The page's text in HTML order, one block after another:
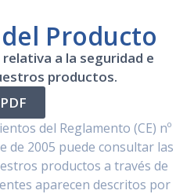
Producto
a la seguridad e
productos.
del Reglamento (CE) nº
de 2005 puede consultar las
productos a través de
aparecen descritos por